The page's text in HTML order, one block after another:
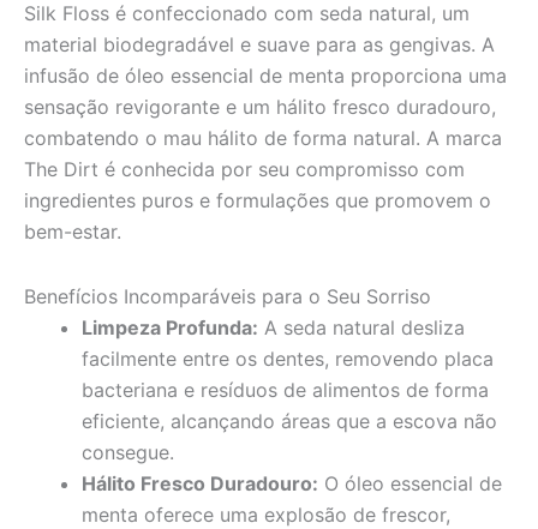
Silk Floss é confeccionado com seda natural, um
material biodegradável e suave para as gengivas. A
infusão de óleo essencial de menta proporciona uma
sensação revigorante e um hálito fresco duradouro,
combatendo o mau hálito de forma natural. A marca
The Dirt é conhecida por seu compromisso com
ingredientes puros e formulações que promovem o
bem-estar.
Benefícios Incomparáveis para o Seu Sorriso
Limpeza Profunda: A seda natural desliza
facilmente entre os dentes, removendo placa
bacteriana e resíduos de alimentos de forma
eficiente, alcançando áreas que a escova não
consegue.
Hálito Fresco Duradouro: O óleo essencial de
menta oferece uma explosão de frescor,